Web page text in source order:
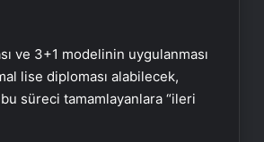
ve 3+1 modelinin uygulanması
lise diploması alabilecek,
süreci tamamlayanlara “ileri